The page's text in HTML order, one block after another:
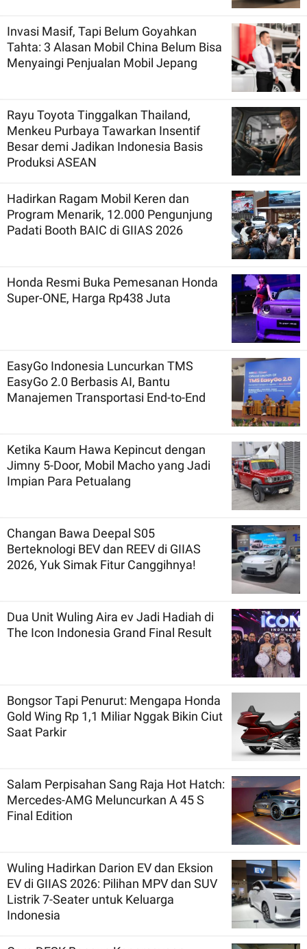
Invasi Masif, Tapi Belum Goyahkan
Tahta: 3 Alasan Mobil China Belum Bisa
Menyaingi Penjualan Mobil Jepang
Rayu Toyota Tinggalkan Thailand,
Menkeu Purbaya Tawarkan Insentif
Besar demi Jadikan Indonesia Basis
Produksi ASEAN
Hadirkan Ragam Mobil Keren dan
Program Menarik, 12.000 Pengunjung
Padati Booth BAIC di GIIAS 2026
Honda Resmi Buka Pemesanan Honda
Super-ONE, Harga Rp438 Juta
EasyGo Indonesia Luncurkan TMS
EasyGo 2.0 Berbasis AI, Bantu
Manajemen Transportasi End-to-End
Ketika Kaum Hawa Kepincut dengan
Jimny 5-Door, Mobil Macho yang Jadi
Impian Para Petualang
Changan Bawa Deepal S05
Berteknologi BEV dan REEV di GIIAS
2026, Yuk Simak Fitur Canggihnya!
Dua Unit Wuling Aira ev Jadi Hadiah di
The Icon Indonesia Grand Final Result
Bongsor Tapi Penurut: Mengapa Honda
Gold Wing Rp 1,1 Miliar Nggak Bikin Ciut
Saat Parkir
Salam Perpisahan Sang Raja Hot Hatch:
Mercedes-AMG Meluncurkan A 45 S
Final Edition
Wuling Hadirkan Darion EV dan Eksion
EV di GIIAS 2026: Pilihan MPV dan SUV
Listrik 7-Seater untuk Keluarga
Indonesia